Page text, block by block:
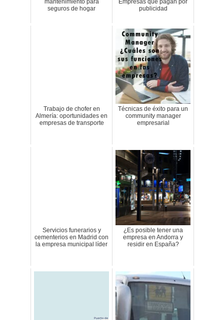
mantenimiento para
seguros de hogar
Empresas que pagan por
publicidad
Trabajo de chofer en
Almería: oportunidades en
empresas de transporte
Técnicas de éxito para un
community manager
empresarial
Servicios funerarios y
cementerios en Madrid con
la empresa municipal líder
¿Es posible tener una
empresa en Andorra y
residir en España?